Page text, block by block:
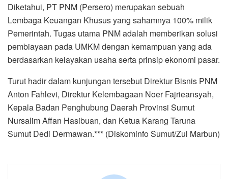
Diketahui, PT PNM (Persero) merupakan sebuah
Lembaga Keuangan Khusus yang sahamnya 100% milik
Pemerintah. Tugas utama PNM adalah memberikan solusi
pembiayaan pada UMKM dengan kemampuan yang ada
berdasarkan kelayakan usaha serta prinsip ekonomi pasar.
Turut hadir dalam kunjungan tersebut Direktur Bisnis PNM
Anton Fahlevi, Direktur Kelembagaan Noer Fajrieansyah,
Kepala Badan Penghubung Daerah Provinsi Sumut
Nursalim Affan Hasibuan, dan Ketua Karang Taruna
Sumut Dedi Dermawan.*** (Diskominfo Sumut/Zul Marbun)